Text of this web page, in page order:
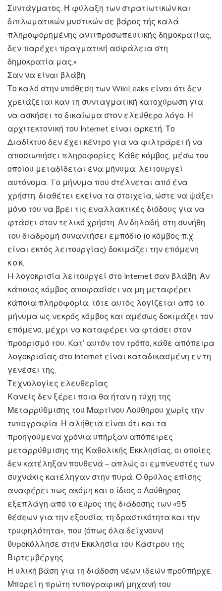
Συντάγματος. Η φύλαξη των στρατιωτικών και
διπλωματικών μυστικών σε βάρος τής καλά
πληροφορημένης αντιπροσωπευτικής δημοκρατίας,
δεν παρέχει πραγματική ασφάλεια στη
δημοκρατία μας.»
Σαν να είναι βλάβη
Το καλό στην υπόθεση των WikiLeaks είναι ότι δεν
χρειάζεται καν τη συνταγματική κατοχύρωση για
να ασκήσει το δικαίωμα στον ελεύθερο λόγο. Η
αρχιτεκτονική του Ιnternet είναι αρκετή. Το
Διαδίκτυο δεν έχει κέντρο για να φιλτράρει ή να
αποσιωπήσει πληροφορίες. Κάθε κόμβος, μέσω του
οποίου μεταδίδεται ένα μήνυμα, λειτουργεί
αυτόνομα. Tο μήνυμα που στέλνεται από ένα
χρήστη, διαθέτει εκείνα τα στοιχεία, ώστε να ψάξει
μόνο του να βρει τις εναλλακτικές διόδους για να
φτάσει στον τελικό χρήστη. Αν δηλαδή, στη συνήθη
του διαδρομή συναντήσει εμπόδιο (ο κόμβος π.χ.
είναι εκτός λειτουργίας) δοκιμάζει την επόμενη
κ.ο.κ.
H λογοκρισία λειτουργεί στο Internet σαν βλάβη. Αν
κάποιος κόμβος αποφασίσει να μη μεταφέρει
κάποια πληροφορία, τότε αυτός λογίζεται από το
μήνυμα ως νεκρός κόμβος και αμέσως δοκιμάζει τον
επόμενο, μέχρι να καταφέρει να φτάσει στον
προορισμό του. Kατ’ αυτόν τον τρόπο, κάθε απόπειρα
λογοκρισίας στο Internet είναι καταδικασμένη εν τη
γενέσει της.
Τεχνολογίες ελευθερίας
Κανείς δεν ξέρει ποια θα ήταν η τύχη της
Μεταρρύθμισης του Μαρτίνου Λούθηρου χωρίς την
τυπογραφία. Η αλήθεια είναι ότι και τα
προηγούμενα χρόνια υπήρξαν απόπειρες
μεταρρύθμισης της Καθολικής Εκκλησίας, οι οποίες
δεν κατέληξαν πουθενά – απλώς οι εμπνευστές των
συχνάκις κατέληγαν στην πυρά. Ο θρύλος επίσης
αναφέρει πως ακόμη και ο ίδιος ο Λούθηρος
εξεπλάγη από το εύρος της διάδοσης των «95
θέσεων για την εξουσία, τη δραστικότητα και την
τρυφηλότητα», που (όπως όλα δείχνουν)
θυροκόλλησε στην Εκκλησία του Κάστρου της
Βιρτεμβέργης.
Η υλική βάση για τη διάδοση νέων ιδεών προϋπήρχε.
Μπορεί η πρώτη τυπογραφική μηχανή του